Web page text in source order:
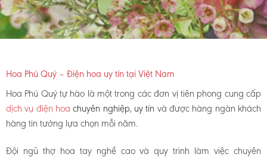
Hoa Phú Quý – Điện hoa uy tín tại Việt Nam
Hoa Phú Quý tự hào là một trong các đơn vị tiên phong cung cấp
dịch vụ điện hoachuyên nghiệp, uy tín và được hàng ngàn khách
hàng tin tưởng lựa chọn mỗi năm.
Đội ngũ thợ hoa tay nghề cao và quy trình làm việc chuyên